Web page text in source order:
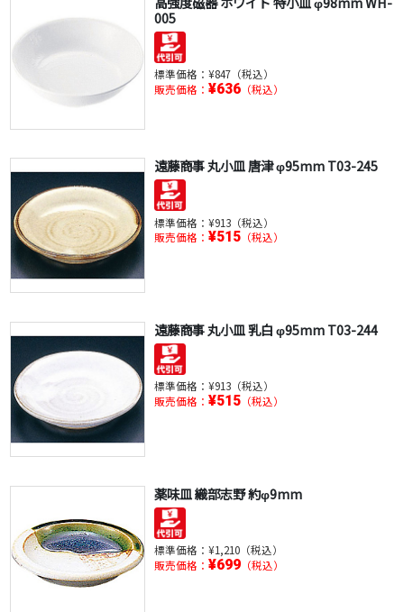
005
標準価格： ¥847（税込）
販売価格： ¥636（税込）
遠藤商事 丸小皿 唐津 φ95mm T03-245
標準価格： ¥913（税込）
販売価格： ¥515（税込）
遠藤商事 丸小皿 乳白 φ95mm T03-244
標準価格： ¥913（税込）
販売価格： ¥515（税込）
薬味皿 織部志野 約φ9mm
標準価格： ¥1,210（税込）
販売価格： ¥699（税込）